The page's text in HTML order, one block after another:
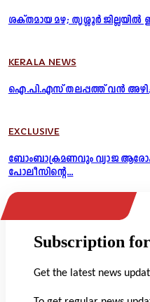
ശക്തമായ മഴ; തൃശ്ശൂർ ജില്ലയിൽ
KERALA NEWS
ഐ.പി.എസ് തലപ്പത്ത് വൻ
EXCLUSIVE
ബോംബാക്രമണവും വ്യാജ
പോലീസിന്റെ...
Subscription
Get the latest news